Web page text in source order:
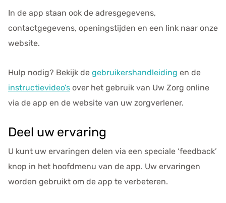
In de app staan ook de adresgegevens,
contactgegevens, openingstijden en een link naar onze
website.
Hulp nodig? Bekijk de gebruikershandleiding en de
instructievideo’s over het gebruik van Uw Zorg online
via de app en de website van uw zorgverlener.
Deel uw ervaring
U kunt uw ervaringen delen via een speciale ‘feedback’
knop in het hoofdmenu van de app. Uw ervaringen
worden gebruikt om de app te verbeteren.